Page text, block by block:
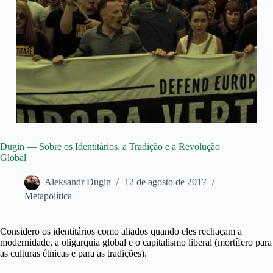
Dugin — Sobre os Identitários, a Tradição e a Revolução
Global
Aleksandr Dugin
12 de agosto de 2017
Metapolítica
Considero os identitários como aliados quando eles rechaçam a
modernidade, a oligarquia global e o capitalismo liberal (mortífero para
as culturas étnicas e para as tradições).